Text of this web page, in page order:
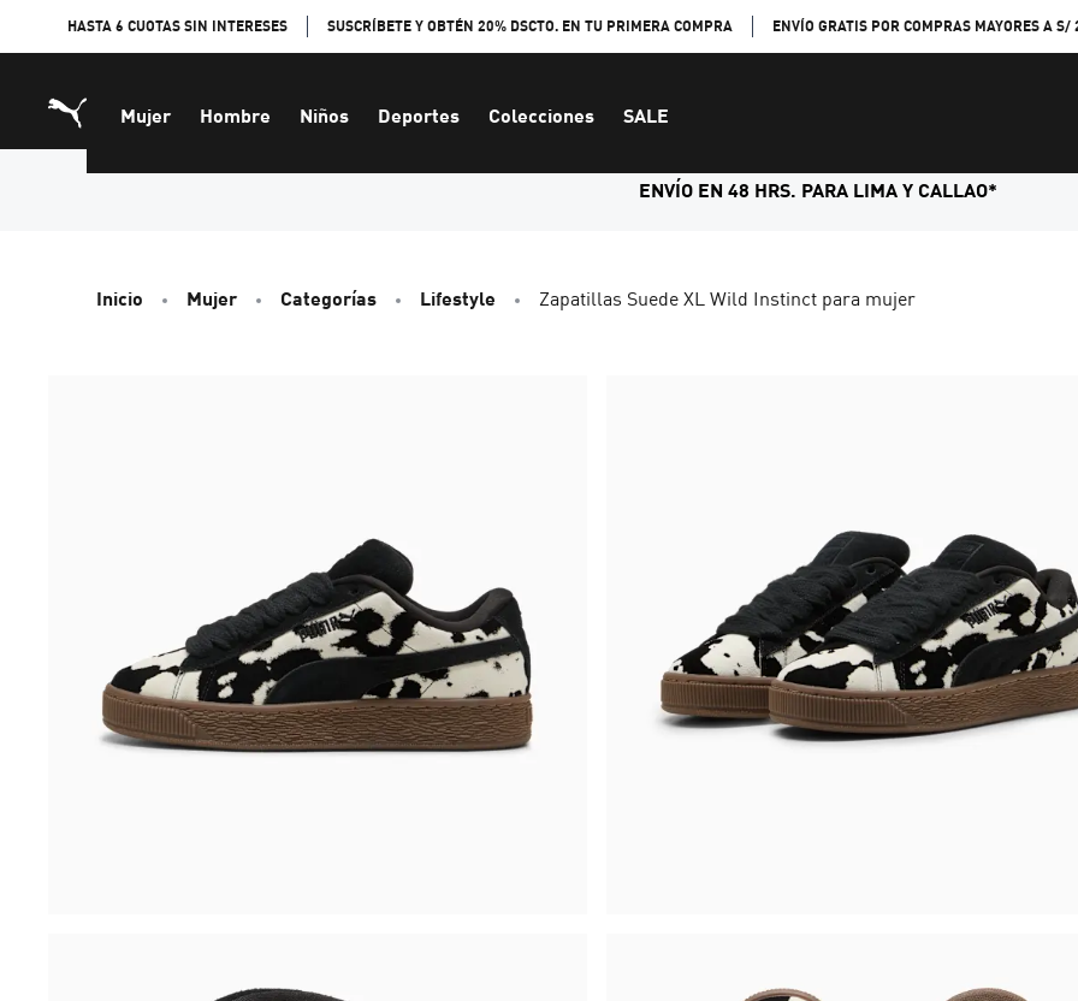
HASTA 6 CUOTAS SIN INTERESES SUSCRÍBETE Y OBTÉN 20% DSCTO. EN TU PRIMERA COMPRA ENVÍO GRATIS POR COMPRAS MAYORES A S/
Mujer Hombre Niños Deportes Colecciones SALE
ENVÍO EN 48 HRS. PARA LIMA Y CALLAO*
Inicio Mujer Categorías Lifestyle Zapatillas Suede XL Wild Instinct para mujer